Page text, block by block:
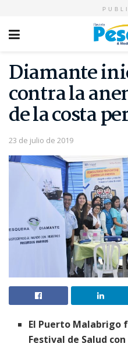
Diamante
contra la
de la costa
23 de julio de 2019
El Puerto Malabrigo
Festival de Salud